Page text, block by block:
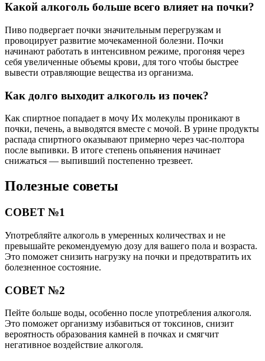
Какой алкоголь больше всего влияет на почки?
Пиво подвергает почки значительным перегрузкам и
провоцирует развитие мочекаменной болезни. Почки
начинают работать в интенсивном режиме, прогоняя через
себя увеличенные объемы крови, для того чтобы быстрее
вывести отравляющие вещества из организма.
Как долго выходит алкоголь из почек?
Как спиртное попадает в мочу Их молекулы проникают в
почки, печень, а выводятся вместе с мочой. В урине продукты
распада спиртного оказывают примерно через час-полтора
после выпивки. В итоге степень опьянения начинает
снижаться — выпивший постепенно трезвеет.
Полезные советы
СОВЕТ №1
Употребляйте алкоголь в умеренных количествах и не
превышайте рекомендуемую дозу для вашего пола и возраста.
Это поможет снизить нагрузку на почки и предотвратить их
болезненное состояние.
СОВЕТ №2
Пейте больше воды, особенно после употребления алкоголя.
Это поможет организму избавиться от токсинов, снизит
вероятность образования камней в почках и смягчит
негативное воздействие алкоголя.